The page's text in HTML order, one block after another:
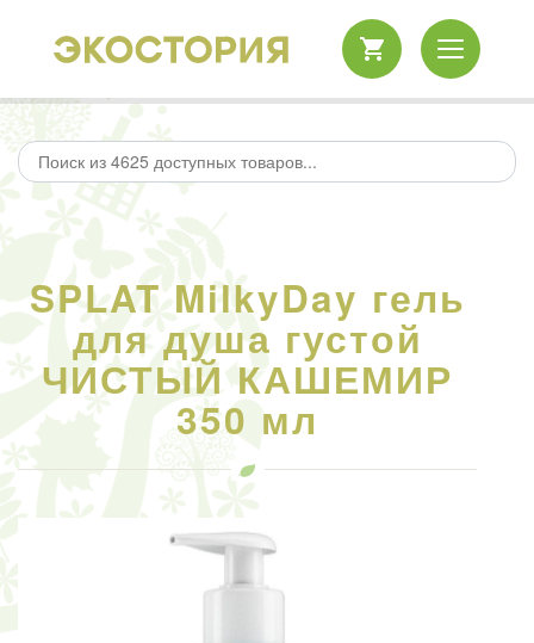
SPLAT MilkyDay гель
для душа густой
ЧИСТЫЙ КАШЕМИР
350 мл